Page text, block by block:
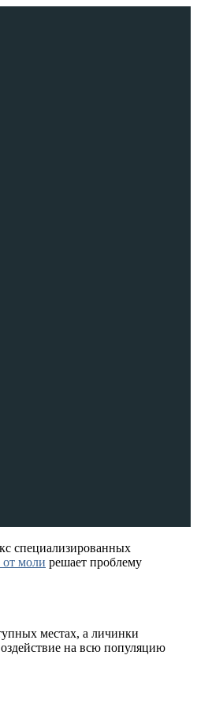
специализированных
от моли решает проблему
местах, а личинки
на всю популяцию